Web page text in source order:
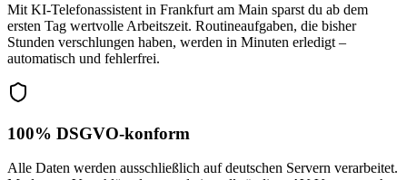
Mit KI-Telefonassistent in Frankfurt am Main sparst du ab dem
ersten Tag wertvolle Arbeitszeit. Routineaufgaben, die bisher
Stunden verschlungen haben, werden in Minuten erledigt –
automatisch und fehlerfrei.
100% DSGVO-konform
Alle Daten werden ausschließlich auf deutschen Servern verarbeitet.